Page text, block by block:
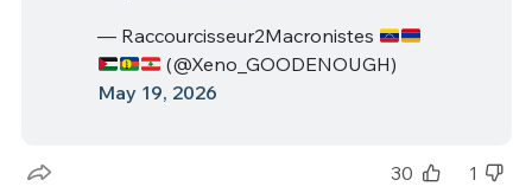
— Raccourcisseur2Macronistes
(@Xeno_GOODENOUGH)
May 19, 2026
30 1